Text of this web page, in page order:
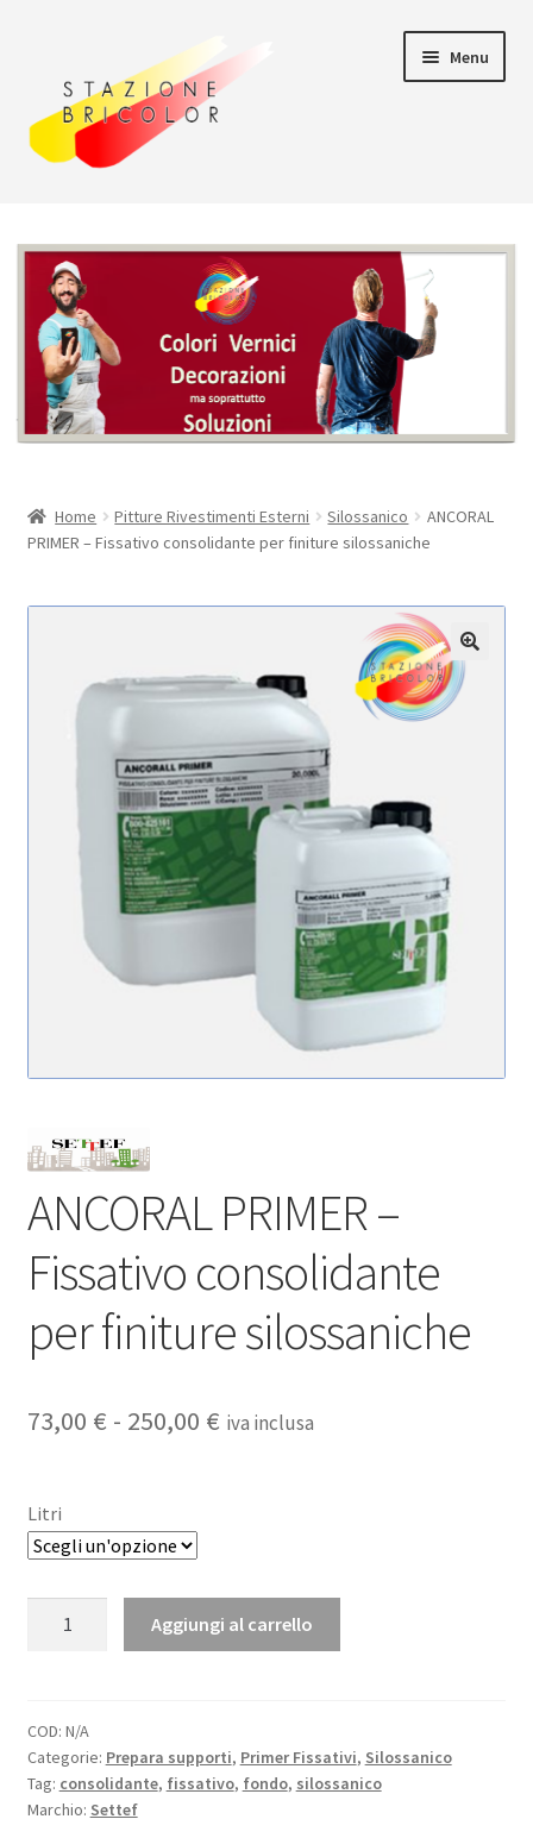
navigazione
contenuto
Menu
Carrello
Chi siamo
Consegna
Pagamento
Termini e condizioni d’uso
Home Pitture Rivestimenti Esterni Silossanico
ANCORAL
PRIMER – Fissativo consolidante per finiture silossaniche
🔍
ANCORAL PRIMER –
Fissativo consolidante
per finiture silossaniche
73,00 € - 250,00 €Fascia
73,00 €
a
iva inclusa
Litri
consolidante
per
finiture
silossaniche
Aggiungi al carrello
COD: N/A
Categorie: Prepara supporti, Primer Fissativi, Silossanico
Tag: consolidante, fissativo, fondo, silossanico
Marchio: Settef